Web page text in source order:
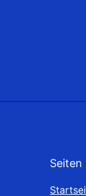
Seiten